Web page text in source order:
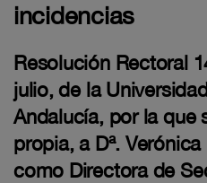
incidencias
Resolución Rectoral
julio, de la
Andalucía, por la que
propia, a Dª.
como Directora de